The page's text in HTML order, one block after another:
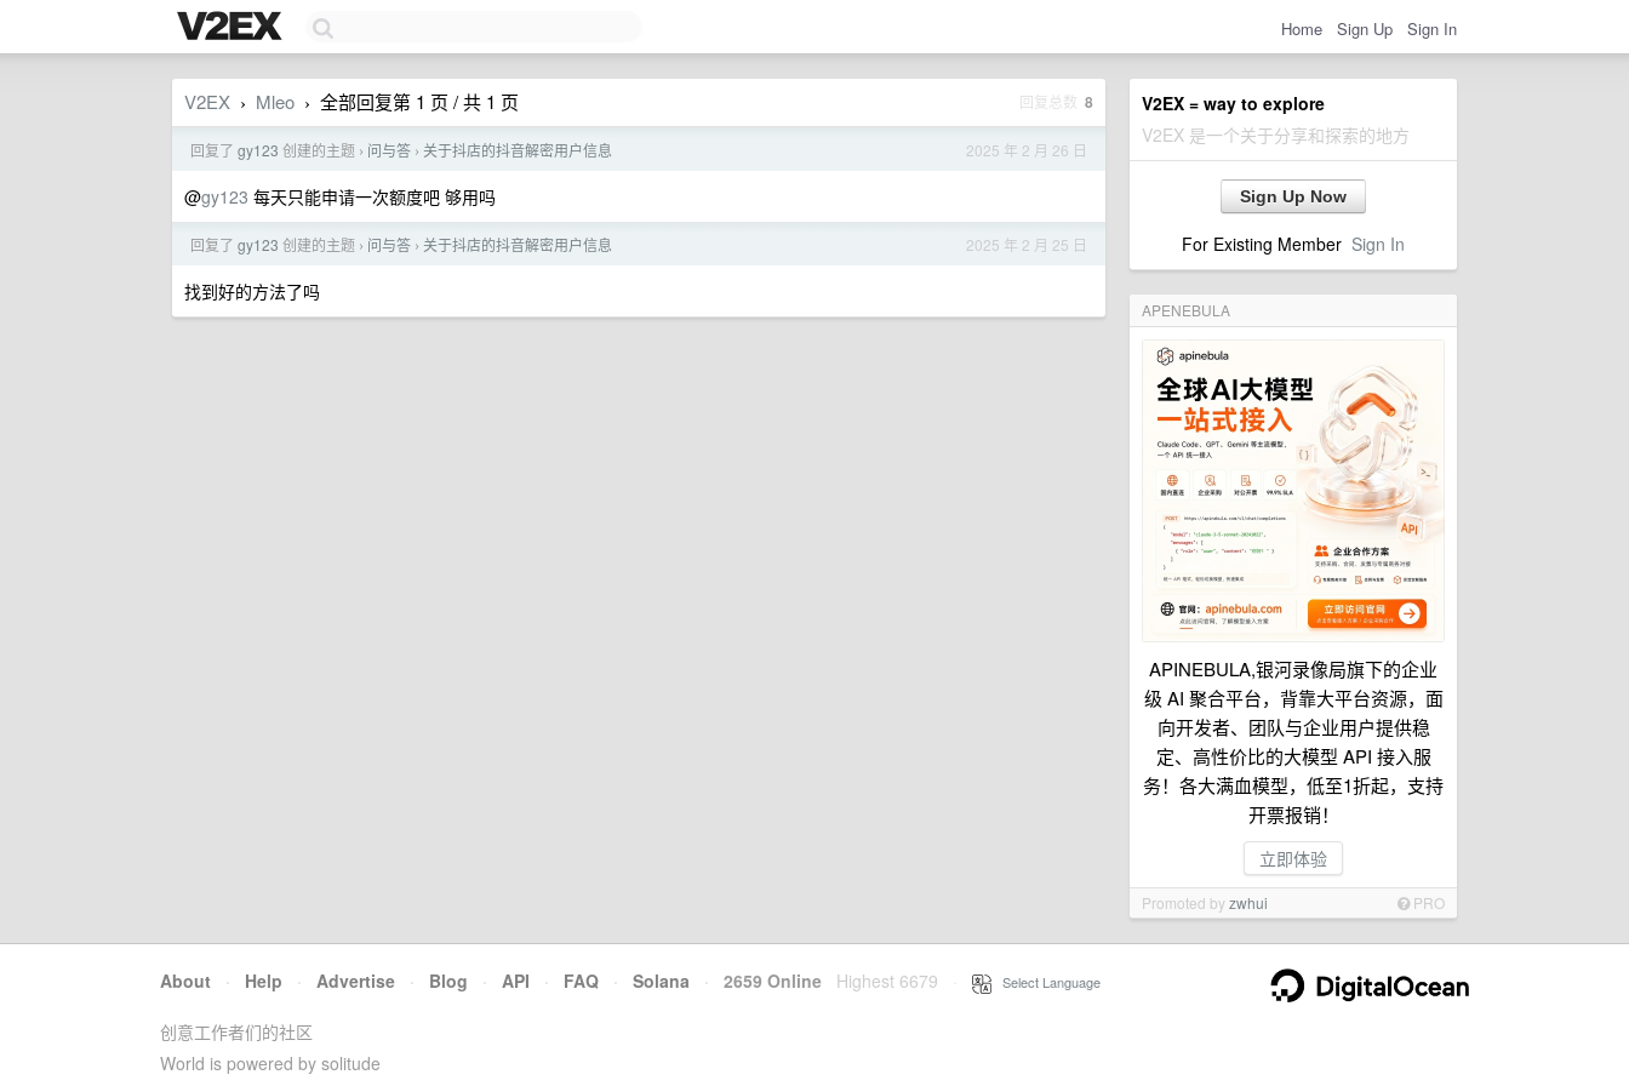
Home Sign Up Sign In
V2EX = way to explore
V2EX 是一个关于分享和探索的地方
Sign Up Now
For Existing Member Sign In
APENEBULA
APINEBULA,银河录像局旗下的企业
级 AI 聚合平台，背靠大平台资源，面
向开发者、团队与企业用户提供稳
定、高性价比的大模型 API 接入服
务！各大满血模型，低至1折起，支持
开票报销！
立即体验
Promoted byzwhui PRO
V2EX › Mleo › 全部回复第 1 页 / 共 1 页 回复总数 8
2025 年 2 月 26 日
回复了 gy123 创建的主题 › 问与答 › 关于抖店的抖音解密用户信息
@gy123 每天只能申请一次额度吧 够用吗
2025 年 2 月 25 日
回复了 gy123 创建的主题 › 问与答 › 关于抖店的抖音解密用户信息
找到好的方法了吗
About · Help · Advertise · Blog · API · FAQ · Solana · 2659 Online Highest 6679 Select Language
创意工作者们的社区
World is powered by solitude